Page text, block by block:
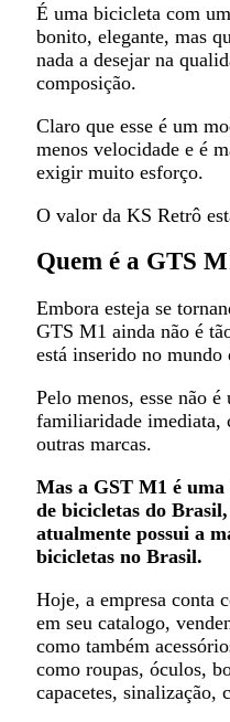
É uma bicicleta com
bonito, elegante, mas
nada a desejar na
composição.
Claro que esse é um
menos velocidade e é
exigir muito esforço.
O valor da KS Retrô
Quem é a GTS
Embora esteja se
GTS M1 ainda não é
está inserido no mundo
Pelo menos, esse não é
familiaridade imediata,
outras marcas.
Mas a GST M1 é
de bicicletas do
atualmente possui a
bicicletas no Brasil.
Hoje, a empresa conta
em seu catalogo,
como também
como roupas, óculos,
capacetes, sinalização,